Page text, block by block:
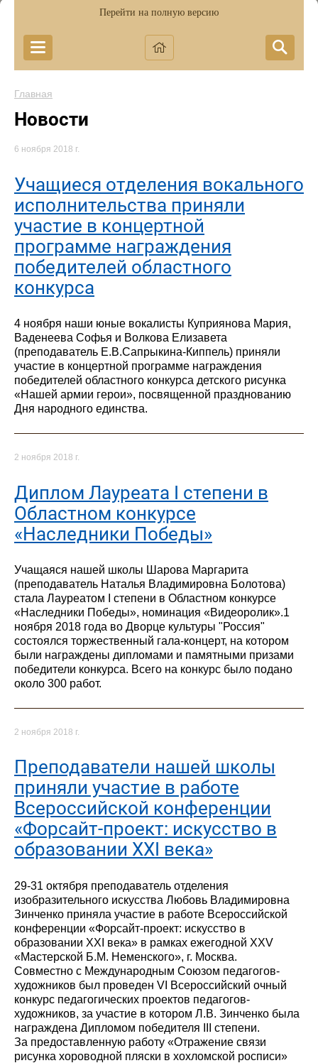
Перейти на полную версию
Главная
Новости
6 ноября 2018 г.
Учащиеся отделения вокального
исполнительства приняли
участие в концертной
программе награждения
победителей областного
конкурса
4 ноября наши юные вокалисты Куприянова Мария,
Ваденеева Софья и Волкова Елизавета
(преподаватель Е.В.Сапрыкина-Киппель) приняли
участие в концертной программе награждения
победителей областного конкурса детского рисунка
«Нашей армии герои», посвященной празднованию
Дня народного единства.
2 ноября 2018 г.
Диплом Лауреата I степени в
Областном конкурсе
«Наследники Победы»
Учащаяся нашей школы Шарова Маргарита
(преподаватель Наталья Владимировна Болотова)
стала Лауреатом I степени в Областном конкурсе
«Наследники Победы», номинация «Видеоролик».1
ноября 2018 года во Дворце культуры "Россия"
состоялся торжественный гала-концерт, на котором
были награждены дипломами и памятными призами
победители конкурса. Всего на конкурс было подано
около 300 работ.
2 ноября 2018 г.
Преподаватели нашей школы
приняли участие в работе
Всероссийской конференции
«Форсайт-проект: искусство в
образовании XXI века»
29-31 октября преподаватель отделения
изобразительного искусства Любовь Владимировна
Зинченко приняла участие в работе Всероссийской
конференции «Форсайт-проект: искусство в
образовании XXI века» в рамках ежегодной XXV
«Мастерской Б.М. Неменского», г. Москва.
Совместно с Международным Союзом педагогов-
художников был проведен VI Всероссийский очный
конкурс педагогических проектов педагогов-
художников, за участие в котором Л.В. Зинченко была
награждена Дипломом победителя III степени.
За предоставленную работу «Отражение связи
рисунка хороводной пляски в хохломской росписи»